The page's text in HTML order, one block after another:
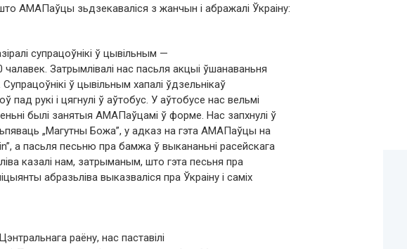
АМАПаўцы зьдзекаваліся з жанчын і абражалі Ўкраіну:
супрацоўнікі ў цывільным —
Затрымлівалі нас пасьля акцыі ўшанаваньня
ў цывільным хапалі ўдзельнікаў
пад рукі і цягнулі ў аўтобус. У аўтобусе нас вельмі
былі занятыя АМАПаўцамі ў форме. Нас запхнулі ў
„Магутны Божа”, у адказ на гэта АМАПаўцы на
а пасьля песьню пра бамжа ў выкананьні расейскага
казалі нам, затрыманым, што гэта песьня пра
абразьліва выказваліся пра Ўкраіну і саміх
раёну, нас паставілі